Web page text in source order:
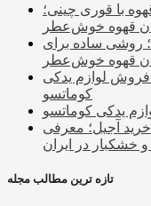
با قوری چینی؛
قهوه خوش‌عطر
روشی ساده برای
قهوه خوش‌عطر
فروش لوازم یدکی
کوماتسو
یدکی کوماتسو
آجیل؛ معرفی
تازه ترین مطالب مجله